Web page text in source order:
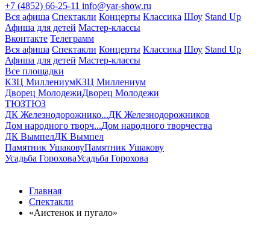
+7 (4852) 66-25-11 info@yar-show.ru
Вся афиша Спектакли Концерты Классика Шоу Stand Up
Афиша для детей Мастер-классы
Вконтакте Телеграмм
Вся афиша Спектакли Концерты Классика Шоу Stand Up
Афиша для детей Мастер-классы
Все площадки
КЗЦ МиллениумКЗЦ Миллениум
Дворец МолодежиДворец Молодежи
ТЮЗТЮЗ
ДК Железнодорожнико...ДК Железнодорожников
Дом народного творч...Дом народного творчества
ДК ВымпелДК Вымпел
Памятник УшаковуПамятник Ушакову
Усадьба ГороховаУсадьба Горохова
Главная
Спектакли
«Аистенок и пугало»